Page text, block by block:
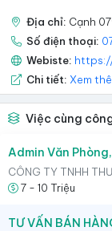
Địa chỉ: Cạnh
Số điện thoại:
Webiste:
Chi tiết: Xem
Việc cùng
Admin Văn Phòng,
CÔNG TY TNHH
7 - 10 Triệu
TƯ VẤN BÁN